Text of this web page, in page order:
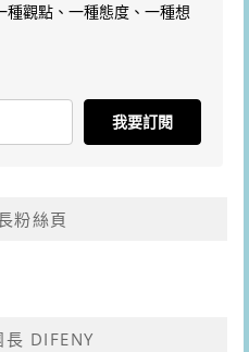
觀點、一種態度、一種想
我要訂閱
粉絲頁
DIFENY